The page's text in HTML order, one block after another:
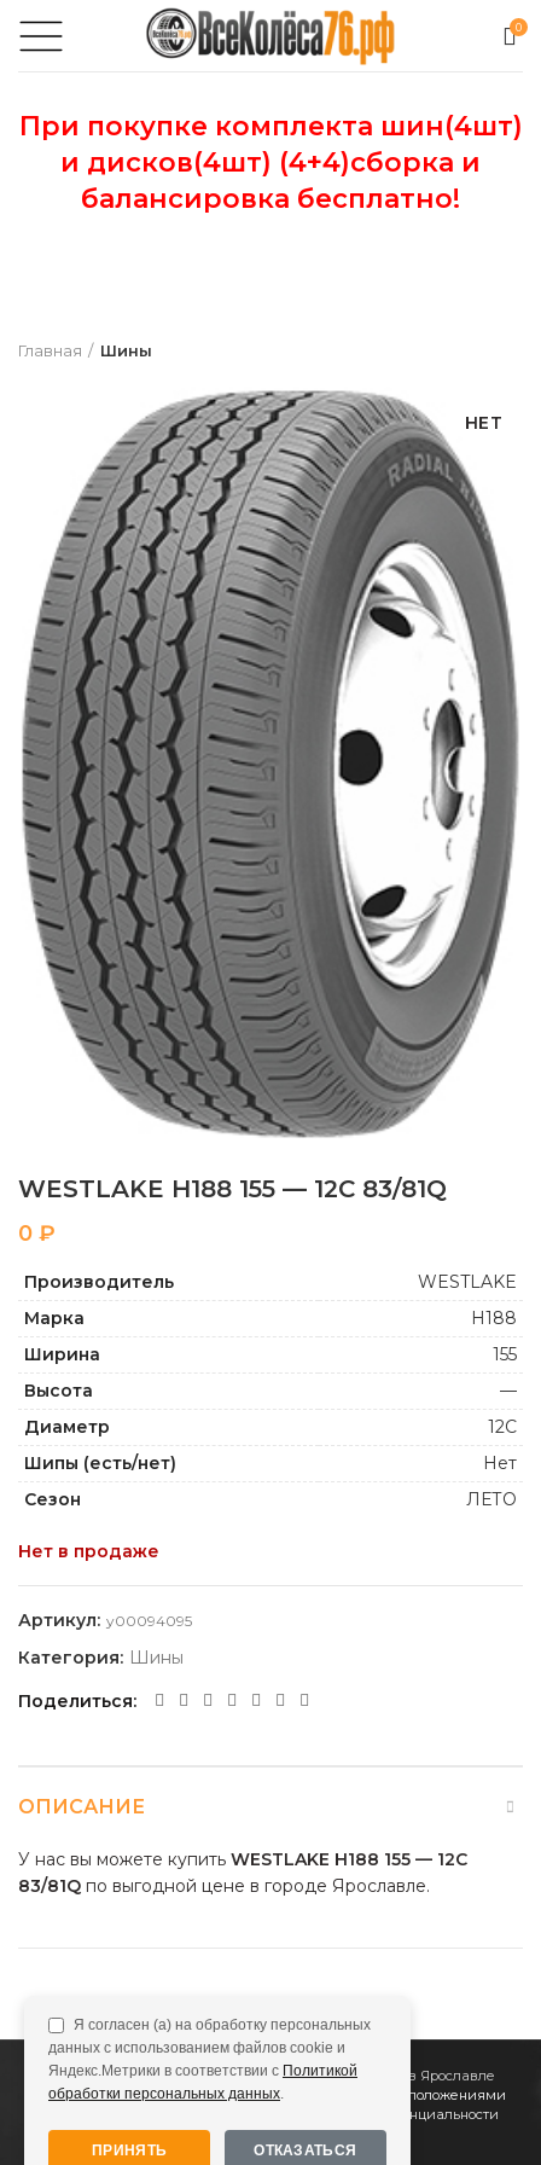
0
При покупке комплекта шин(4шт)
и дисков(4шт) (4+4)сборка и
балансировка бесплатно!
Главная Шины
НЕТ
WESTLAKE H188 155 — 12C 83/81Q
₽
Производитель
WESTLAKE
Марка
H188
Ширина
155
Высота
—
Диаметр
12C
Шипы (есть/нет)
Нет
Сезон
ЛЕТО
Нет в продаже
Артикул: y00094095
Категория: Шины
Поделиться
ОПИСАНИЕ
У нас вы можете купить WESTLAKE H188 155 — 12C
83/81Q по выгодной цене в городе Ярославле.
2011Все Колёса Интернет-магазин шин и дисков в Ярославле
Сайт не является публичной офертой, определяемой положениями
Политике конфиденциальности
Я согласен (а) на обработку персональных
данных с использованием файлов cookie и
Яндекс.Метрики в соответствии с Политикой
обработки персональных данных.
ПРИНЯТЬ ОТКАЗАТЬСЯ